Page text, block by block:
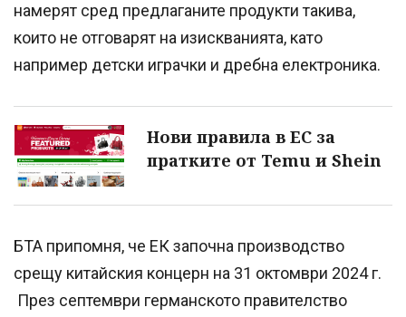
намерят сред предлаганите продукти такива,
които не отговарят на изискванията, като
например детски играчки и дребна електроника.
Нови правила в ЕС за
пратките от Temu и Shein
БТА припомня, че ЕК започна производство
срещу китайския концерн на 31 октомври 2024 г.
През септември германското правителство